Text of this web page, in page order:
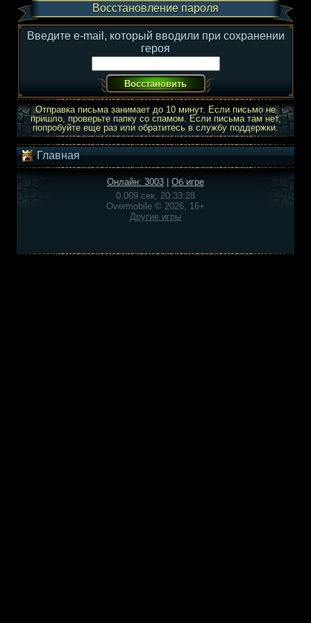
Восстановление пароля
Введите e-mail, который вводили при сохранении
героя
Отправка письма занимает до 10 минут. Если письмо не
пришло, проверьте папку со спамом. Если письма там нет,
попробуйте еще раз или обратитесь в службу поддержки.
Главная
Онлайн: 3003
Об игре
0.009 сек, 20:33:28
Overmobile © 2026, 16+
Другие игры